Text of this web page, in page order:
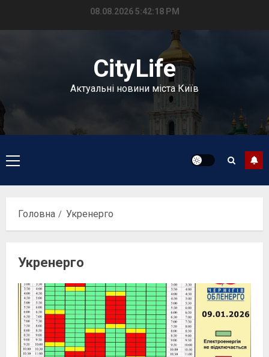
08.08.20265:42:18 PM
CityLife
Актуальні новини міста Київ
Головне
меню
Головна Укренерго
Укренерго